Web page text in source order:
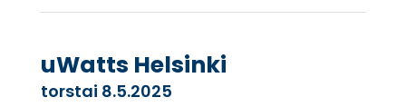
uWatts Helsinki
torstai 8.5.2025